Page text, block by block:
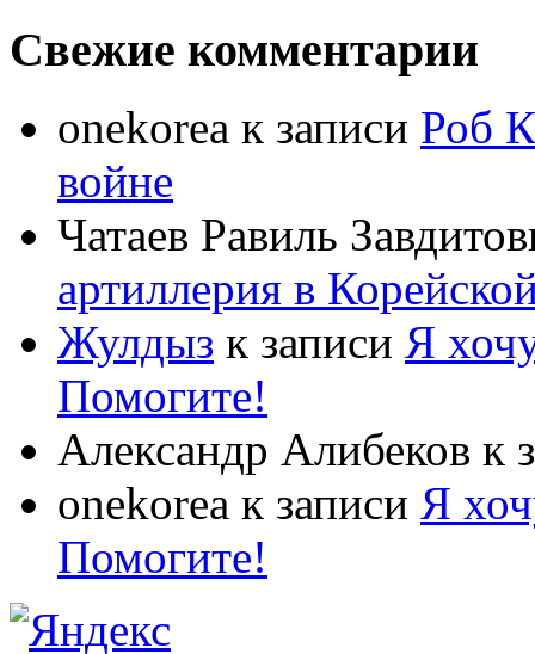
Свежие комментарии
onekorea к записи Роб
войне
Чатаев Равиль
артиллерия в
Жулдыз к записи Я
Помогите!
Александр Алибеков к
onekorea к записи Я
Помогите!